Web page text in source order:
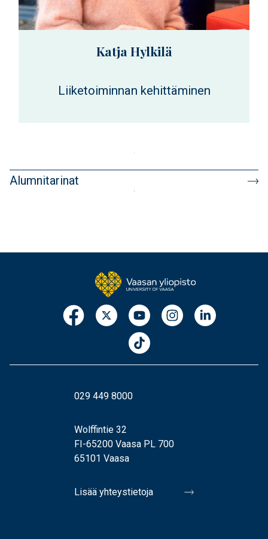
Katja Hylkilä
Liiketoiminnan kehittäminen
Alumnitarinat
029 449 8000
Wolffintie 32
FI-65200 Vaasa PL 700
65101 Vaasa
Lisää yhteystietoja